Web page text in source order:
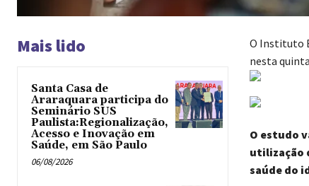
Mais lido
Santa Casa de
Araraquara participa do
Seminário SUS
Paulista:Regionalização,
Acesso e Inovação em
Saúde, em São Paulo
06/08/2026
O Instituto
nesta
O estudo
utilização
saúde do